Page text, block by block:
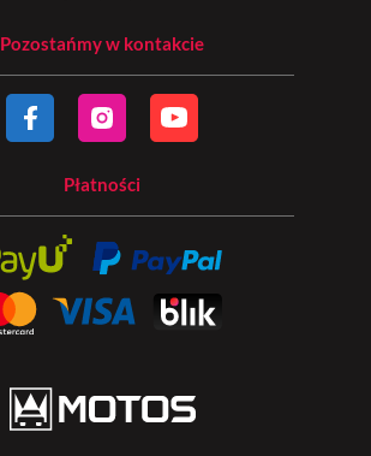
Pozostańmy w kontakcie
Płatności